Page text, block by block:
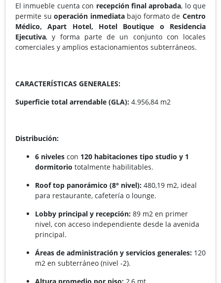
El inmueble cuenta con recepción final aprobada, lo que
permite suoperación inmediatabajo formato deCentro
Médico, Apart Hotel, Hotel Boutique o Residencia
Ejecutiva, y forma parte de un conjunto con locales
comerciales y amplios estacionamientos subterráneos.
CARACTERÍSTICAS GENERALES:
Superficie total arrendable (GLA): 4.956,84 m2
Distribución:
6 niveles con 120 habitaciones tipo studio y 1
dormitorio totalmente habilitables.
Roof top panorámico (8° nivel): 480,19 m2, ideal
para restaurante, cafetería o lounge.
Lobby principal y recepción: 89 m2 en primer
nivel, con acceso independiente desde la avenida
principal.
Áreas de administración y servicios generales: 120
m2 en subterráneo (nivel -2).